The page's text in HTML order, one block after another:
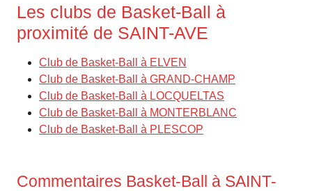
Les clubs de Basket-Ball à
proximité de SAINT-AVE
Club de Basket-Ball à ELVEN
Club de Basket-Ball à GRAND-CHAMP
Club de Basket-Ball à LOCQUELTAS
Club de Basket-Ball à MONTERBLANC
Club de Basket-Ball à PLESCOP
Commentaires Basket-Ball à SAINT-